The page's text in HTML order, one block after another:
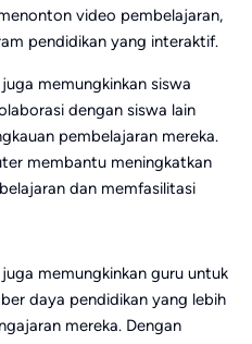
video pembelajaran,
pendidikan yang interaktif.
memungkinkan siswa
dengan siswa lain
pembelajaran mereka.
membantu meningkatkan
dan memfasilitasi
memungkinkan guru untuk
daya pendidikan yang lebih
mereka. Dengan